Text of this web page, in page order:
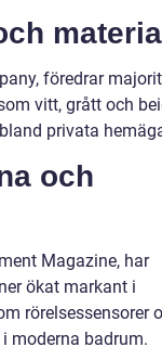
föredrar
vitt, grått och
privata
och
Magazine, har
ökat markant i
rörelsessensorer
moderna badrum.